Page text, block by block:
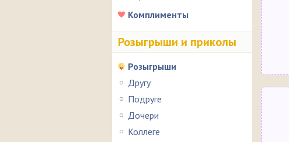
Комплименты
Розыгрыши и приколы
Розыгрыши
Другу
Подруге
Дочери
Коллеге